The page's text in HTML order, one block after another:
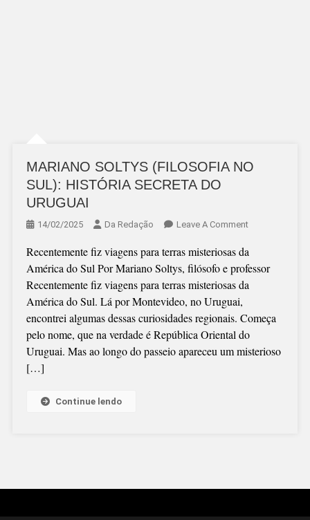
MARIANO SOLTYS (FILOSOFIA NO
SUL): HISTÓRIA SECRETA DO
URUGUAI
14/02/2025 Da Redação Leave A CommentOn
SOLTYS
(FILOSOFIA
NO
HISTÓRIA
SECRETA
DO
Recentemente fiz viagens para terras misteriosas da
América do Sul Por Mariano Soltys, filósofo e professor
Recentemente fiz viagens para terras misteriosas da
América do Sul. Lá por Montevideo, no Uruguai,
encontrei algumas dessas curiosidades regionais. Começa
pelo nome, que na verdade é República Oriental do
Uruguai. Mas ao longo do passeio apareceu um misterioso
[…]
Continue lendo